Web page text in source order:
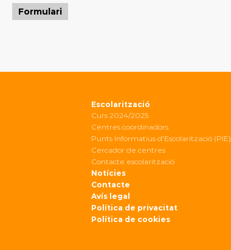
Formulari
Escolarització
Curs 2024/2025
Centres coordinadors
Punts Informatius d’Escolarització (PIE)
Cercador de centres
Contacte escolarització
Notícies
Contacte
Avís legal
Política de privacitat
Política de cookies